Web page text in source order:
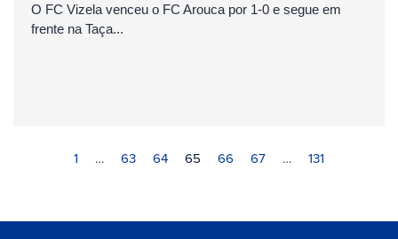
O FC Vizela venceu o FC Arouca por 1-0 e segue em
frente na Taça...
1 … 63 64 65 66 67 … 131